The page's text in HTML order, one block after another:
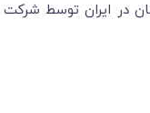
در ایران توسط شرکت